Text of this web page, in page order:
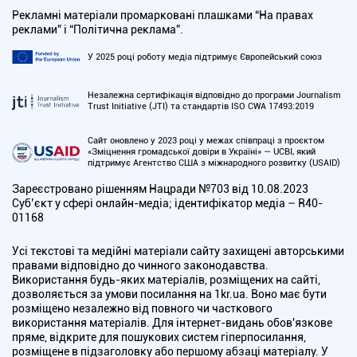
Рекламні матеріали промарковані плашками “На правах
реклами” і “Політична реклама”.
У 2025 році роботу медіа підтримує Європейський союз
Незалежна сертифікація відповідно до програми Journalism
Trust Initiative (JTI) та стандартів ISO CWA 17493:2019
Сайт оновлено у 2023 році у межах співпраці з проєктом
«Зміцнення громадської довіри в Україні» — UCBI, який
підтримує Агентство США з міжнародного розвитку (USAID)
Зареєстровано рішенням Нацради №703 від 10.08.2023
Cуб’єкт у сфері онлайн-медіа; ідентифікатор медіа – R40-
01168
Усі текстові та медійні матеріали сайту захищені авторськими
правами відповідно до чинного законодавства.
Використання будь-яких матеріалів, розміщених на сайті,
дозволяється за умови посилання на 1kr.ua. Воно має бути
розміщено незалежно від повного чи часткового
використання матеріалів. Для інтернет-видань обов'язкове
пряме, відкрите для пошукових систем гіперпосилання,
розміщене в підзаголовку або першому абзаці матеріалу. У